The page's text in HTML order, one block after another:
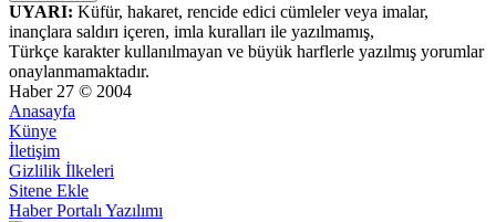
UYARI: Küfür, hakaret, rencide edici cümleler veya imalar,
inançlara saldırı içeren, imla kuralları ile yazılmamış,
Türkçe karakter kullanılmayan ve büyük harflerle yazılmış yorumlar
onaylanmamaktadır.
Haber 27 © 2004
Anasayfa
Künye
İletişim
Gizlilik İlkeleri
Sitene Ekle
Haber Portalı Yazılımı